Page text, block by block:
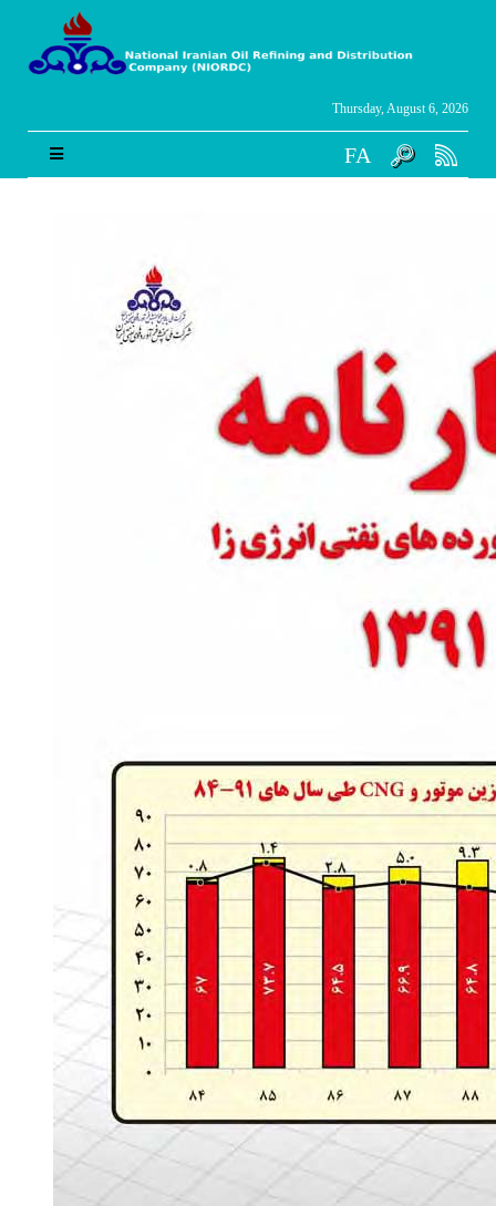
Thursday, August 6, 2026
FA